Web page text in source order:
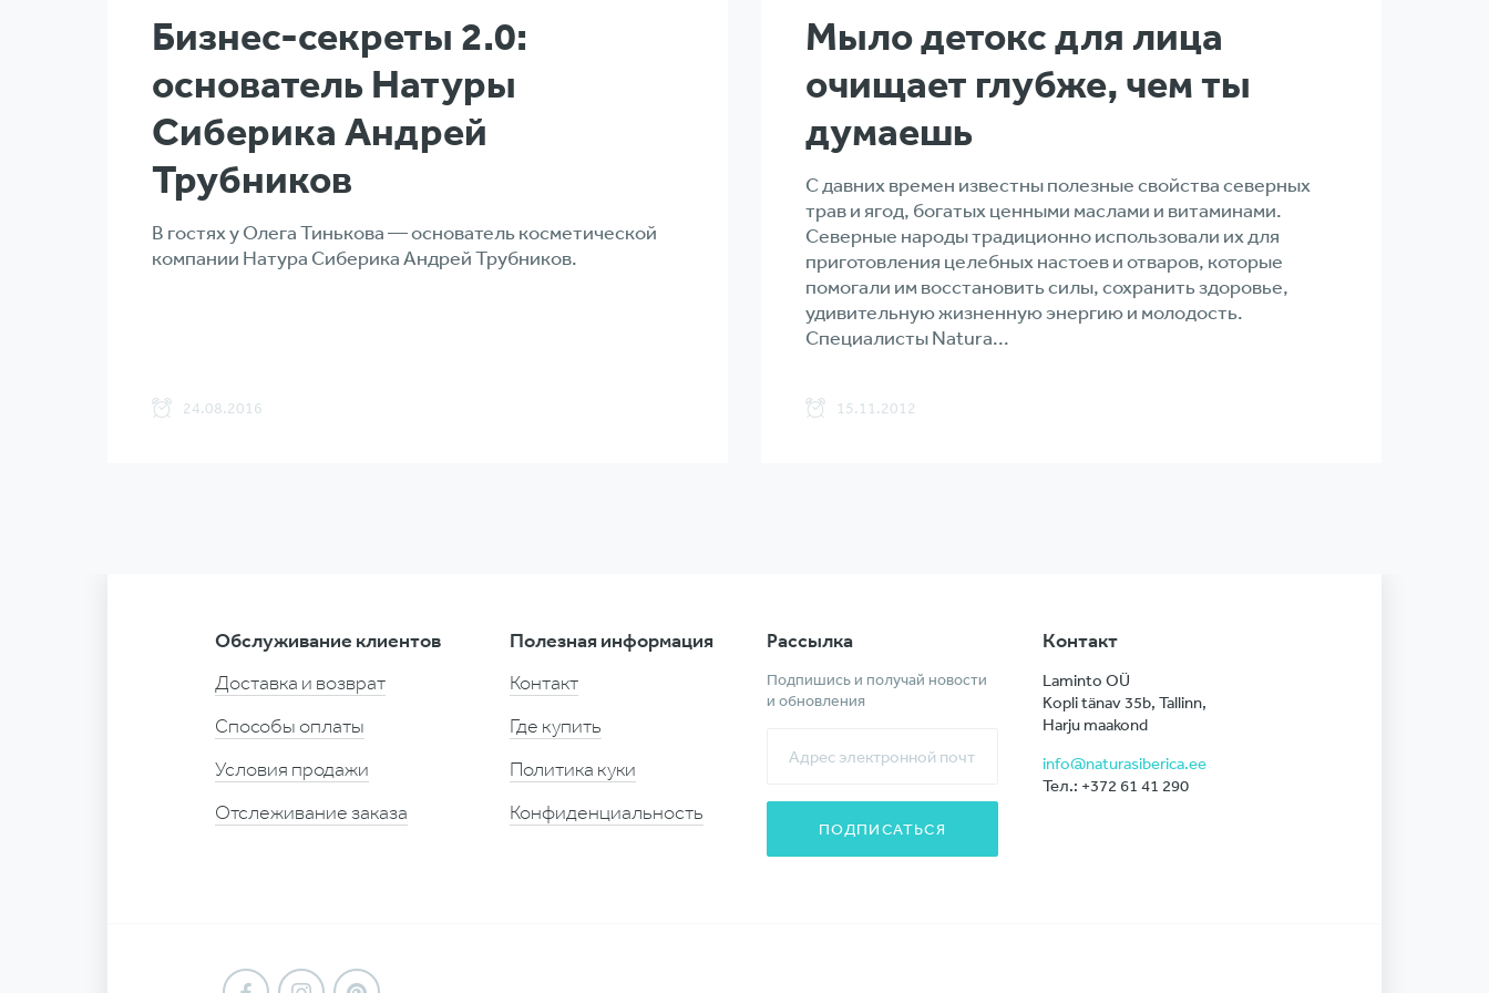
Бизнес-секреты 2.0:
основатель Натуры
Сиберика Андрей
Трубников
В гостях у Олега Тинькова — основатель косметической
компании Натура Сиберика Андрей Трубников.
24.08.2016
Мыло детокс для лица
очищает глубже, чем ты
думаешь
C давних времен известны полезные свойства северных
трав и ягод, богатых ценными маслами и витаминами.
Северные народы традиционно использовали их для
приготовления целебных настоев и отваров, которые
помогали им восстановить силы, сохранить здоровье,
удивительную жизненную энергию и молодость.
Специалисты Natura...
15.11.2012
Обслуживание клиентов
Доставка и возврат
Способы оплаты
Условия продажи
Отслеживание заказа
Полезная информация
Контакт
Где купить
Политика куки
Конфиденциальность
Рассылка
Подпишись и получай новости
и обновления
ПОДПИСАТЬСЯ
Контакт
Laminto OÜ
Kopli tänav 35b, Tallinn,
Harju maakond
info@naturasiberica.ee
Тел.: +372 61 41 290